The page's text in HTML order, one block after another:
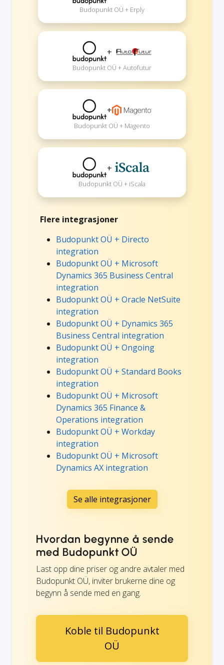
Budopunkt OÜ + Erply
+
Budopunkt OÜ + Autofutur
+
Budopunkt OÜ + Magento
+
Budopunkt OÜ + iScala
Flere integrasjoner
Budopunkt OÜ + Directo
integration
Budopunkt OÜ + Microsoft
Dynamics 365 Business Central
integration
Budopunkt OÜ + Oracle NetSuite
integration
Budopunkt OÜ + Dynamics 365
Business Central integration
Budopunkt OÜ + Ongoing
integration
Budopunkt OÜ + Standard Books
integration
Budopunkt OÜ + Microsoft
Dynamics 365 Finance &
Operations integration
Budopunkt OÜ + Workday
integration
Budopunkt OÜ + Microsoft
Dynamics AX integration
Se alle integrasjoner
Hvordan begynne å sende
med Budopunkt OÜ
Last opp dine priser og andre avtaler med
Budopunkt OÜ, inviter brukerne dine og
begynn å sende med en gang.
Koble til Budopunkt
OÜ